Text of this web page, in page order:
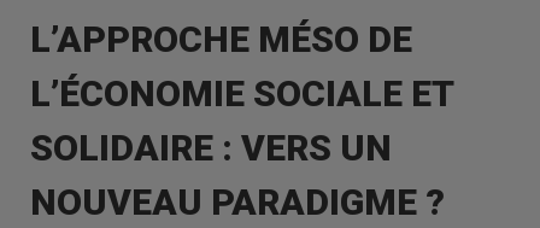
L’APPROCHE MÉSO DE
L’ÉCONOMIE SOCIALE ET
SOLIDAIRE : VERS UN
NOUVEAU PARADIGME ?